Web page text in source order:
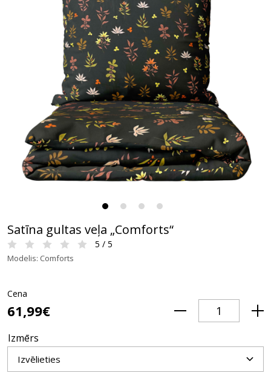
Satīna gultas veļa „Comforts“
5 / 5
Modelis: Comforts
Cena
61,99€
Izmērs